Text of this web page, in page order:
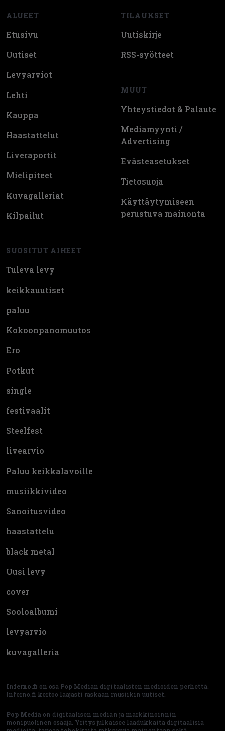
ALUEET
Etusivu
Uutiset
Levyarviot
Lehti
Kauppa
Haastattelut
Liveraportit
Mielipiteet
Kuvagalleriat
Kilpailut
SUOSITUT AIHEET
Tuleva levy
keikkauutiset
paluu
Kokoonpanomuutos
Ero
Potkut
single
festivaalit
Steelfest
livearvio
Paluu keikkalavoille
musiikkivideo
Sanoitusvideo
haastattelu
black metal
Uusi levy
cover
Sooloalbumi
levyarvio
kuvagalleria
TILAUKSET
Uutiskirje
RSS-syötteet
MUUT
Yhteystiedot & Palaute
Mediamyynti /
Advertising
Evästeasetukset
Tietosuoja
Käyttäytymiseen
perustuva mainonta
Inferno.fi on osa Pop Median digitaalisten medioiden perhettä.
Inferno.fi kertoo laajasti raskaan musiikin uutiset.
Pop Media on digitaalisen median ja markkinoinnin
monipuolinen osaaja. Yritys julkaisee laadukkaita digitaalisia